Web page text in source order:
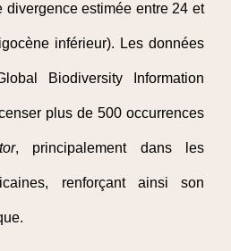
divergence estimée entre 24 et
inférieur). Les données
Biodiversity Information
plus de 500 occurrences
, principalement dans les
renforçant ainsi son